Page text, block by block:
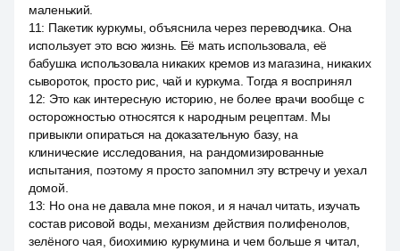
маленький.
11: Пакетик куркумы, объяснила через переводчика. Она
использует это всю жизнь. Её мать использовала, её
бабушка использовала никаких кремов из магазина, никаких
сывороток, просто рис, чай и куркума. Тогда я воспринял
12: Это как интересную историю, не более врачи вообще с
осторожностью относятся к народным рецептам. Мы
привыкли опираться на доказательную базу, на
клинические исследования, на рандомизированные
испытания, поэтому я просто запомнил эту встречу и уехал
домой.
13: Но она не давала мне покоя, и я начал читать, изучать
состав рисовой воды, механизм действия полифенолов,
зелёного чая, биохимию куркумина и чем больше я читал,